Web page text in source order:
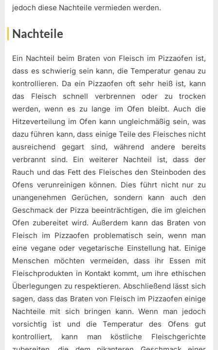
jedoch diese Nachteile vermieden werden.
Nachteile
Ein Nachteil beim Braten von Fleisch im Pizzaofen ist,
dass es schwierig sein kann, die Temperatur genau zu
kontrollieren. Da ein Pizzaofen oft sehr heiß ist, kann
das Fleisch schnell verbrennen oder zu trocken
werden, wenn es zu lange im Ofen bleibt. Auch die
Hitzeverteilung im Ofen kann ungleichmäßig sein, was
dazu führen kann, dass einige Teile des Fleisches nicht
ausreichend gegart sind, während andere bereits
verbrannt sind. Ein weiterer Nachteil ist, dass der
Rauch und das Fett des Fleisches den Steinboden des
Ofens verunreinigen können. Dies führt nicht nur zu
unangenehmen Gerüchen, sondern kann auch den
Geschmack der Pizza beeinträchtigen, die im gleichen
Ofen zubereitet wird. Außerdem kann das Braten von
Fleisch im Pizzaofen problematisch sein, wenn man
eine vegane oder vegetarische Einstellung hat. Einige
Menschen möchten vermeiden, dass ihr Essen mit
Fleischprodukten in Kontakt kommt, um ihre ethischen
Überlegungen zu respektieren. Abschließend lässt sich
sagen, dass das Braten von Fleisch im Pizzaofen einige
Nachteile mit sich bringen kann. Wenn man jedoch
vorsichtig ist und die Temperatur des Ofens gut
kontrolliert, kann man köstliche Fleischgerichte